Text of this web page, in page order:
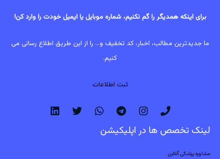
برای اینکه همدیگر را گم نکنیم، شماره موبایل یا ایمیل خودت را وارد کن!
ما جدیدترین مطالب، اخبار، کد تخفیف و... را از این طریق اطلاع رسانی می
کنیم.
ثبت اطلاعات
لینک تخصص ها در اپلیکیشن
مشاوره پزشکی آنلاین